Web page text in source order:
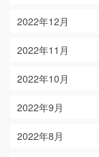
2022年12月
2022年11月
2022年10月
2022年9月
2022年8月